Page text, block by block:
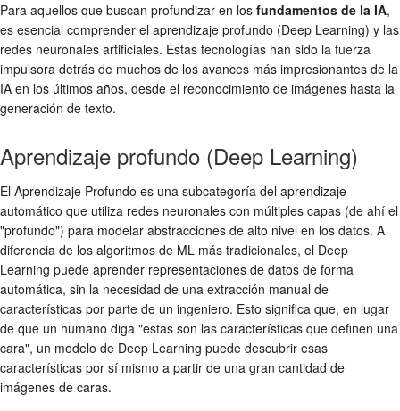
Para aquellos que buscan profundizar en los fundamentos de la IA,
es esencial comprender el aprendizaje profundo (Deep Learning) y las
redes neuronales artificiales. Estas tecnologías han sido la fuerza
impulsora detrás de muchos de los avances más impresionantes de la
IA en los últimos años, desde el reconocimiento de imágenes hasta la
generación de texto.
Aprendizaje profundo (Deep Learning)
El Aprendizaje Profundo es una subcategoría del aprendizaje
automático que utiliza redes neuronales con múltiples capas (de ahí el
"profundo") para modelar abstracciones de alto nivel en los datos. A
diferencia de los algoritmos de ML más tradicionales, el Deep
Learning puede aprender representaciones de datos de forma
automática, sin la necesidad de una extracción manual de
características por parte de un ingeniero. Esto significa que, en lugar
de que un humano diga "estas son las características que definen una
cara", un modelo de Deep Learning puede descubrir esas
características por sí mismo a partir de una gran cantidad de
imágenes de caras.